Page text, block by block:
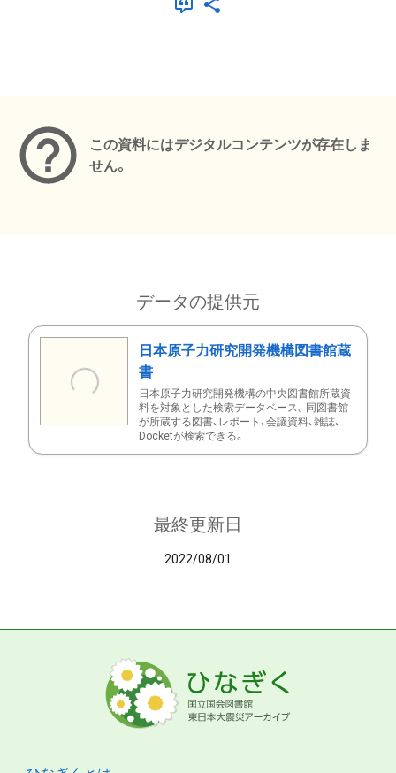
この資料にはデジタルコンテンツが存在しま
せん。
データの提供元
日本原子力研究開発機構図書館蔵
書
日本原子力研究開発機構の中央図書館所蔵資
料を対象とした検索データベース。同図書館
が所蔵する図書、レポート、会議資料、雑誌、
Docketが検索できる。
最終更新日
2022/08/01